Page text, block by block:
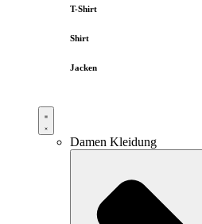
T-Shirt
Shirt
Jacken
Damen Kleidung